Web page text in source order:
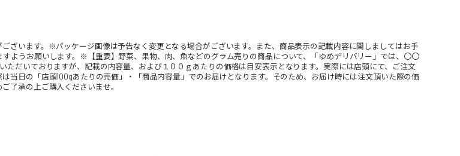
ざいます。※パッケージ画像は予告なく変更となる場合がございます。また、商品表示の記載内容に関しましてはお手
ようお願いします。※【重要】野菜、果物、肉、魚などのグラム売りの商品について、「ゆめデリバリー」では、〇〇
だいておりますが、記載の内容量、および１００ｇあたりの価格は目安表示となります。実際には店頭にて、ご注文
当日の「店頭100gあたりの売価」・「商品内容量」でのお届けとなります。そのため、お届け時には注文頂いた際の価
了承の上ご購入くださいませ。